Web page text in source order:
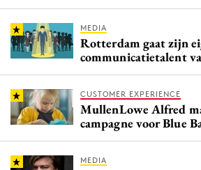
MEDIA
Rotterdam gaat zijn
communicatietalent
CUSTOMER EXPERIENCE
MullenLowe Alfred
campagne voor Blue
MEDIA